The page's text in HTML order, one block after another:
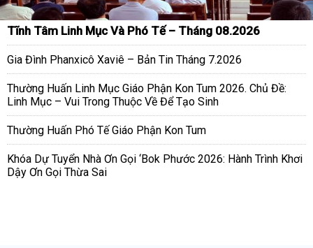
Tĩnh Tâm Linh Mục Và Phó Tế – Tháng 08.2026
Gia Đình Phanxicô Xaviê – Bản Tin Tháng 7.2026
Thường Huấn Linh Mục Giáo Phận Kon Tum 2026. Chủ Đề:
Linh Mục – Vui Trong Thuộc Về Để Tạo Sinh
Thường Huấn Phó Tế Giáo Phận Kon Tum
Khóa Dự Tuyển Nhà Ơn Gọi ‘Bok Phước 2026: Hành Trình Khơi
Dậy Ơn Gọi Thừa Sai